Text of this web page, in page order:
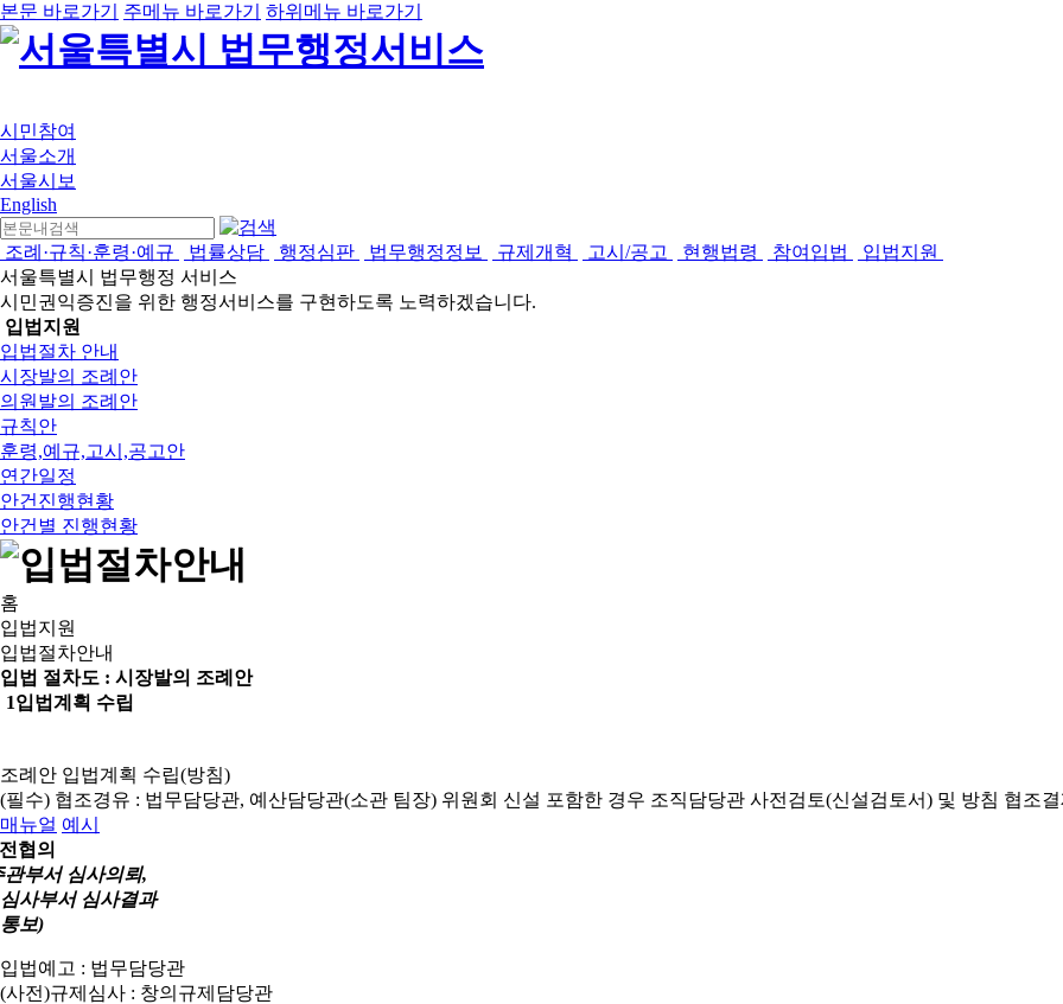
본문 바로가기 주메뉴 바로가기 하위메뉴 바로가기
시민참여
서울소개
서울시보
English
조례·규칙·훈령·예규 법률상담 행정심판 법무행정정보 규제개혁 고시/공고 현행법령 참여입법
입법지원
서울특별시 법무행정 서비스
시민권익증진을 위한 행정서비스를 구현하도록 노력하겠습니다.
입법지원
입법절차 안내
시장발의 조례안
의원발의 조례안
규칙안
훈령,예규,고시,공고안
연간일정
안건진행현황
안건별 진행현황
홈
입법지원
입법절차안내
입법 절차도 : 시장발의 조례안
1입법계획 수립
조례안 입법계획 수립(방침)
(필수) 협조경유 : 법무담당관, 예산담당관(소관 팀장) 위원회 신설 포함한 경우 조직담당관 사전검토(신설검토서) 및 방침 협조
매뉴얼 예시
협의
관부서 심사의뢰,
심사부서 심사결과
통보)
입법예고 : 법무담당관
(사전)규제심사 : 창의규제담당관